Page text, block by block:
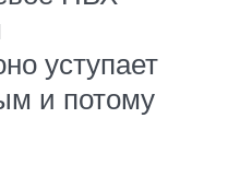
уступает
и потому